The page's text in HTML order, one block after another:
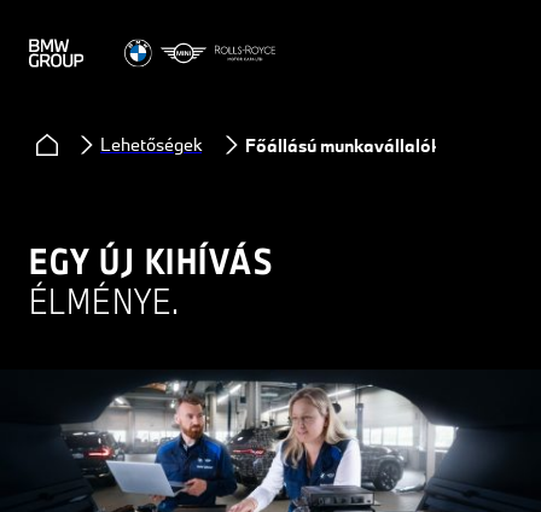
Lehetőségek Főállású munkavállalók
EGY ÚJ KIHÍVÁS
ÉLMÉNYE.